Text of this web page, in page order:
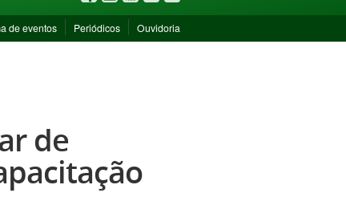
de eventos Periódicos Ouvidoria
de